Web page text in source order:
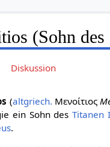
(Sohn des
Diskussion
(altgriech. Μενοίτιος
ein Sohn desTitanen
.